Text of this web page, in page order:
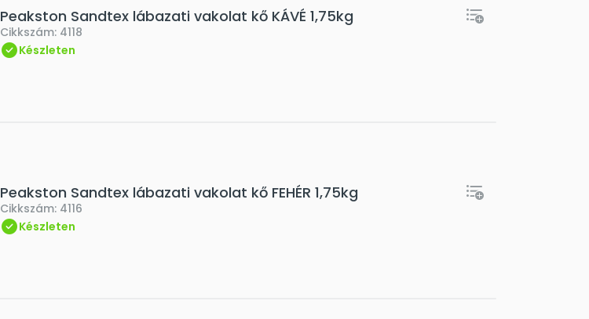
Peakston Sandtex lábazati vakolat kő KÁVÉ 1,75kg
Cikkszám: 4118
Készleten
Peakston Sandtex lábazati vakolat kő FEHÉR 1,75kg
Cikkszám: 4116
Készleten